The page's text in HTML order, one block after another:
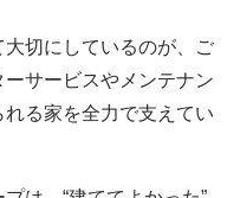
切にしているのが、ご
サービスやメンテナン
る家を全力で支えてい